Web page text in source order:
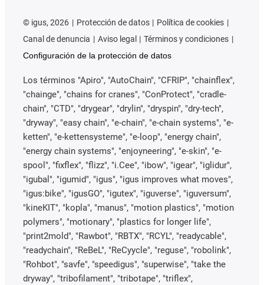
© igus, 2026 Protección de datos
Política de cookies
Canal de denuncia
Aviso legal
Términos y condiciones
Configuración de la protección de datos
Los términos "Apiro", "AutoChain", "CFRIP", "chainflex",
"chainge", "chains for cranes", "ConProtect", "cradle-
chain", "CTD", "drygear", "drylin", "dryspin", "dry-tech",
"dryway", "easy chain", "e-chain", "e-chain systems", "e-
ketten", "e-kettensysteme", "e-loop", "energy chain",
"energy chain systems", "enjoyneering", "e-skin", "e-
spool", "fixflex", "flizz", "i.Cee", "ibow", "igear", "iglidur",
"igubal", "igumid", "igus", "igus improves what moves",
"igus:bike", "igusGO", "igutex", "iguverse", "iguversum",
"kineKIT", "kopla", "manus", "motion plastics", "motion
polymers", "motionary", "plastics for longer life",
"print2mold", "Rawbot", "RBTX", "RCYL", "readycable",
"readychain", "ReBeL", "ReCyycle", "reguse", "robolink",
"Rohbot", "savfe", "speedigus", "superwise", "take the
dryway", "tribofilament", "tribotape", "triflex",